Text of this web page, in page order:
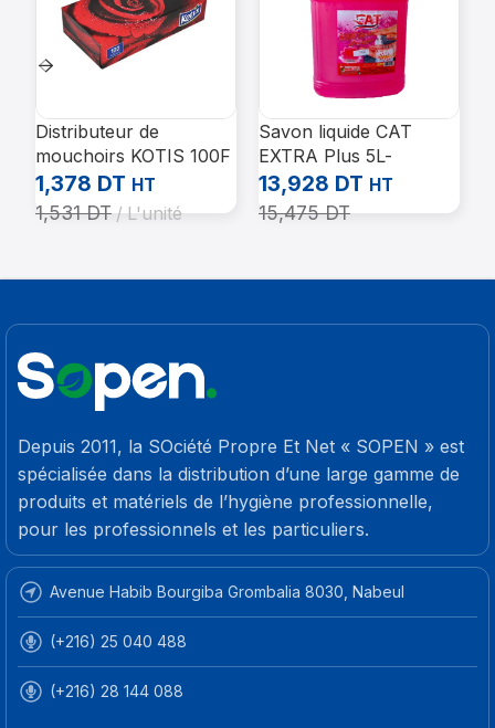
Distributeur de
mouchoirs KOTIS 100F
(Carton de 15 paquets)
1,378 DT HT
1,531DT L'unité
Savon liquide CAT
EXTRA Plus 5L-
bactéricide – parfum de
rose
13,928 DT HT
15,475DT
Depuis 2011, la SOciété Propre Et Net « SOPEN » est
spécialisée dans la distribution d’une large gamme de
produits et matériels de l’hygiène professionnelle,
pour les professionnels et les particuliers.
Avenue Habib Bourgiba Grombalia 8030, Nabeul
(+216) 25 040 488
(+216) 28 144 088